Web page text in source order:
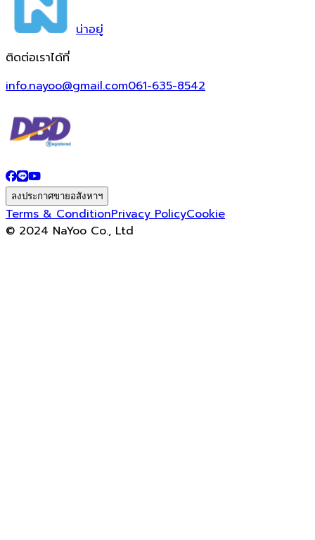
น่าอยู่
ติดต่อเราได้ที่
info.nayoo@gmail.com061-635-8542
ลงประกาศขายอสังหาฯ
Terms & ConditionPrivacy PolicyCookie
© 2024 NaYoo Co., Ltd